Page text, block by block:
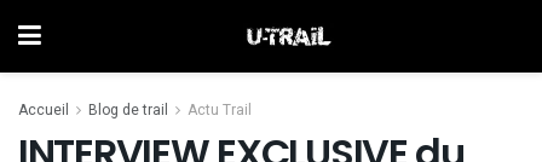
Accueil Blog de trail Actu Trail